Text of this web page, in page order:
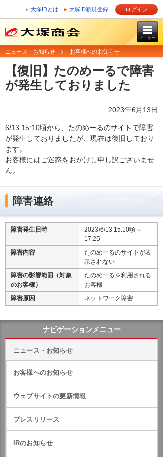
大塚IDとは 大塚ID新規登録 ログイン
メニュー
ニュース・お知らせ お客様へのお知らせ
【復旧】たのめーるで障害
が発生しておりました
2023年6月13日
6/13 15:10頃から、たのめーるのサイトで障害
が発生しておりましたが、現在は復旧しており
ます。
お客様にはご迷惑をおかけし申し訳ございませ
ん。
障害連絡
障害発生日時
2023/6/13 15:10頃～
17:25
障害内容
たのめーるのサイトが表
示されない
障害の影響範囲（対象
のお客様）
たのめーるを利用される
お客様
障害原因
ネットワーク障害
ナビゲーションメニュー
ニュース・お知らせ
お客様へのお知らせ
ウェブサイトの更新情報
プレスリリース
IRのお知らせ